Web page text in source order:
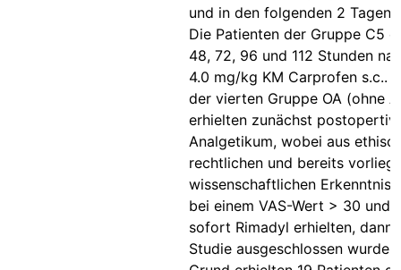
und in den folgenden 2 Tagen
Die Patienten der Gruppe C5
48, 72, 96 und 112 Stunden
4.0 mg/kg KM Carprofen s.c..
der vierten Gruppe OA (ohne
erhielten zunächst postopertiv
Analgetikum, wobei aus
rechtlichen und bereits
wissenschaftlichen
bei einem VAS-Wert > 30 und
sofort Rimadyl erhielten, dann
Studie ausgeschlossen